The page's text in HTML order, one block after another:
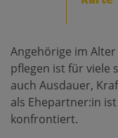
Angehörige im
pflegen ist für viele
auch Ausdauer,
als Ehepartner:in
konfrontiert.